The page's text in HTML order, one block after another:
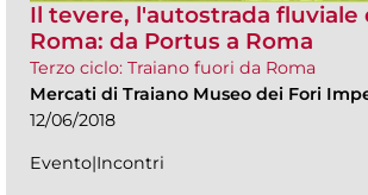
Il tevere, l'autostrada fluviale
Roma: da Portus a Roma
Terzo ciclo: Traiano fuori da Roma
Mercati di Traiano Museo dei Fori
12/06/2018
Evento|Incontri